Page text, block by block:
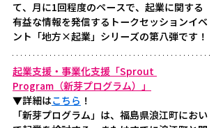
て、月に1回程度のペースで、起業に関する
有益な情報を発信するトークセッションイベ
ント
「地方×起業」 シリーズの第八弾です！
起業支援・事業化支援「Sprout
Program（新芽プログラム）」
▼詳細はこちら ！
「新芽プログラム」は、福島県浪江町におい